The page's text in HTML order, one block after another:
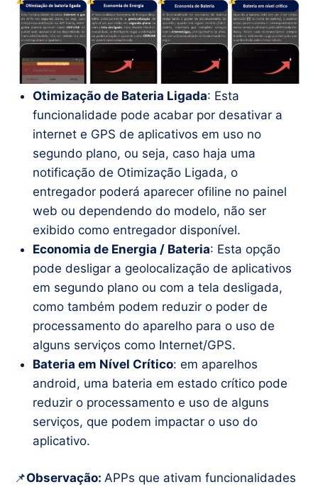
Otimização de Bateria Ligada: Esta
funcionalidade pode acabar por desativar a
internet e GPS de aplicativos em uso no
segundo plano, ou seja, caso haja uma
notificação de Otimização Ligada, o
entregador poderá aparecer ofiline no painel
web ou dependendo do modelo, não ser
exibido como entregador disponível.
Economia de Energia / Bateria: Esta opção
pode desligar a geolocalização de aplicativos
em segundo plano ou com a tela desligada,
como também podem reduzir o poder de
processamento do aparelho para o uso de
alguns serviços como Internet/GPS.
Bateria em Nível Crítico: em aparelhos
android, uma bateria em estado crítico pode
reduzir o processamento e uso de alguns
serviços, que podem impactar o uso do
aplicativo.
📌Observação: APPs que ativam funcionalidades